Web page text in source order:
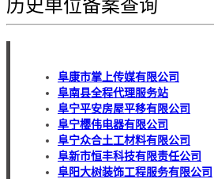
历史单位备案查询
阜康市掌上传媒有限公司
阜南县全程代理服务站
阜宁平安房屋平移有限公司
阜宁樱伟电器有限公司
阜宁众合土工材料有限公司
阜新市恒丰科技有限责任公司
阜阳大树装饰工程服务有限公司